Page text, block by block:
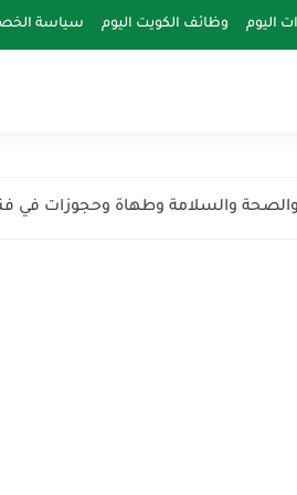
اليوم وظائف الكويت اليوم سياسة
والصحة والسلامة وطهاة وحجوزات في